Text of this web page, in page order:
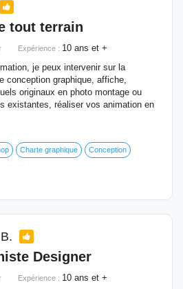
tout terrain
Expérience : 10 ans et +
je peux intervenir sur la
conception graphique, affiche,
originaux en photo montage ou
existantes, réaliser vos animation en
Charte graphique Conception
Designer
Expérience : 10 ans et +